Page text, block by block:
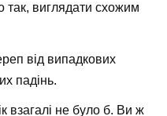
так, виглядати схожим
від випадкових
падінь.
взагалі не було б. Ви ж